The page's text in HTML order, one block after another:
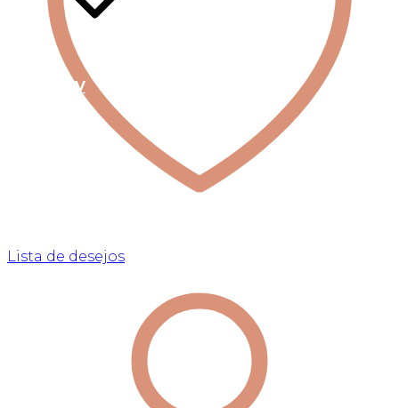
Linha +QV
Lista de desejos